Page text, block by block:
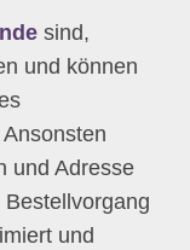
sind,
und können
und Adresse
und